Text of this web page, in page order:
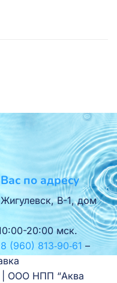
по адресу
В-1, дом
20:00 мск.
8 (960) 813‑90‑61 –
| ООО НПП “Аква